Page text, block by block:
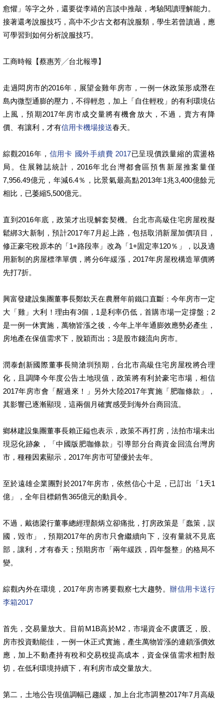
愈懼」等字之外，還要從李靖的言談中推敲，考驗閱讀理解能力。
接著還考說服技巧，高中不少古文都有說服類，學生若曾讀過，應
可學習到如何分析說服技巧。
工商時報【蔡惠芳╱台北報導】
走過悶房市的2016年，展望金雞年房市，一例一休政策形成潛在
島內微型通膨的壓力，不得輕忽，加上「自住輕稅」的有利環境佔
上風，預期2017年房市成交量將有機會放大，不過，賣方有降
價、有讓利，才有信用卡機場接送春天。
綜觀2016年， 信用卡 國外手續費 2017已呈現價跌量縮的震盪格
局。住展雜誌統計，2016年北台灣都會區預售新屋推案量僅
7,956.49億元，年減6.4％，比景氣最高點2013年1兆3,400億餘元
相比，已萎縮5,500億元。
直到2016年底，政策才出現解套契機。台北市高級住宅房屋稅擬
鬆綁3大新制，預計2017年7月起上路，包括取消新屋加價項目，
修正豪宅稅原本的「1+路段率」改為「1+固定率120％」，以及適
用新制的房屋標準單價，將分6年緩漲，2017年房屋稅構造單價將
先打7折。
興富發建設集團董事長鄭欽天在農曆年前鐵口直斷：今年房市一定
大「雞」大利！理由有3個，1是利率仍低，首購市場一定撐盤；2
是一例一休實施，萬物皆漲之後，今年上半年通膨效應勢必產生，
房地產在保值需求下，脫穎而出；3是股市錢流向房市。
潤泰創新國際董事長簡滄圳預期，台北市高級住宅房屋稅將合理
化，且調降今年度公告土地現值，政策將有利於豪宅市場，相信
2017年房市會「醒過來！」另外大陸2017年實施「肥咖條款」，
其影響已逐漸顯現，這兩個月確實感受到海外台商回流。
鄉林建設集團董事長賴正鎰也表示，政策不再打房，法拍市場未出
現惡化跡象，「中國版肥咖條款」引導部分台商資金回流台灣房
市，種種因素顯示，2017年房市可望優於去年。
至於遠雄企業團對於2017年房市，依然信心十足，已訂出「1天1
億」，全年目標銷售365億元的動員令。
不過，戴德梁行董事總經理顏炳立卻痛批，打房政策是「蠢策，誤
國，毀市」，預期2017年的房市只會繼續向下，沒有量就不見底
部，讓利，才有春天；預期房市「兩年緩跌，四年盤整」的格局不
變。
綜觀內外在環境，2017年房市將要觀察七大趨勢。辦信用卡送行
李箱2017
首先，交易量放大。目前M1B高於M2，市場資金不虞匱乏，股、
房市投資動能佳，一例一休正式實施，產生萬物皆漲的連鎖漲價效
應，加上不動產持有稅和交易稅提高成本，資金保值需求相對殷
切，在低利環境持續下，有利房市成交量放大。
第二，土地公告現值調幅已趨緩，加上台北市調整2017年7月高級